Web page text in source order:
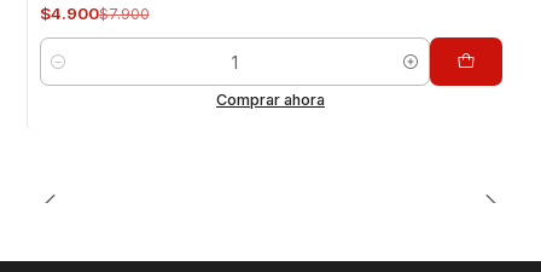
$4.900$7.900
Cantidad
Comprar ahora